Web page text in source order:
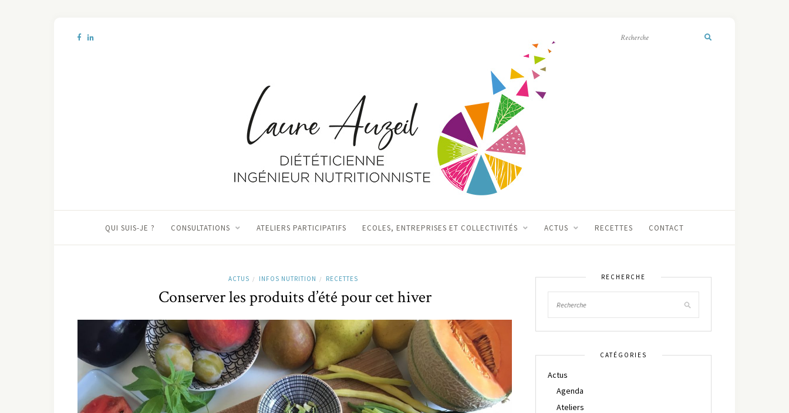
QUI SUIS-JE ? CONSULTATIONS ATELIERS PARTICIPATIFS ECOLES, ENTREPRISES ET COLLECTIVITÉS ACTUS RECETTES CONTACT
ACTUS / INFOS NUTRITION / RECETTES
Conserver les produits d’été pour cet hiver
RECHERCHE
CATÉGORIES
Actus
Agenda
Ateliers